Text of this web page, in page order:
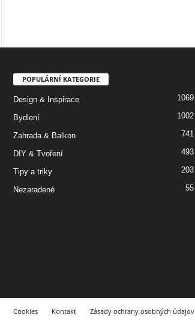
POPULÁRNÍ KATEGORIE
Design & Inspirace 1069
Bydlení 1002
Zahrada & Balkon 741
DIY & Tvoření 493
Tipy a triky 203
Nezaradené 55
Cookies Kontakt Zásady ochrany osobných údajov